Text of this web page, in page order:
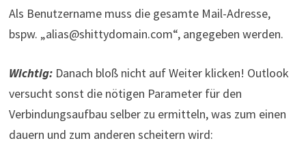
Als Benutzername muss die gesamte Mail-Adresse,
bspw. „alias@shittydomain.com“, angegeben werden.
Wichtig:Danach bloß nicht auf Weiter klicken! Outlook
versucht sonst die nötigen Parameter für den
Verbindungsaufbau selber zu ermitteln, was zum einen
dauern und zum anderen scheitern wird: